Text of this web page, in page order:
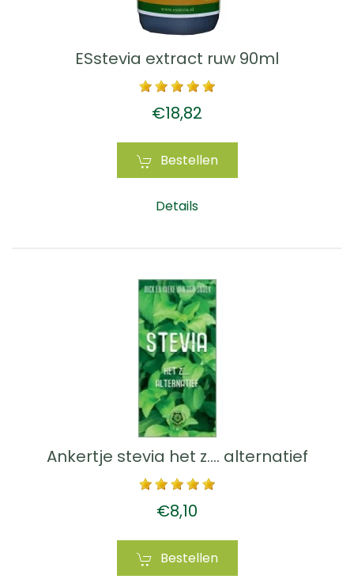
ESstevia extract ruw 90ml
€18,82
Bestellen
Details
Ankertje stevia het z.... alternatief
€8,10
Bestellen